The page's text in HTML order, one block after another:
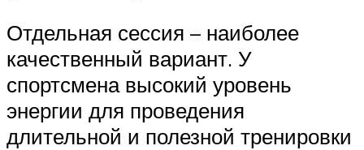
Отдельная сессия – наиболее
качественный вариант. У
спортсмена высокий уровень
энергии для проведения
длительной и полезной тренировки